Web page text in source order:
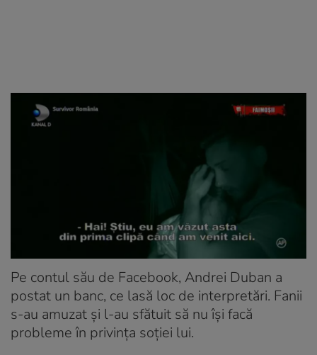
Pe contul său de Facebook, Andrei Duban a
postat un banc, ce lasă loc de interpretări. Fanii
s-au amuzat și l-au sfătuit să nu își facă
probleme în privința soției lui.